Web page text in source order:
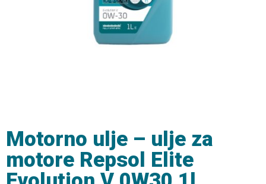
Motorno ulje – ulje za
motore Repsol Elite